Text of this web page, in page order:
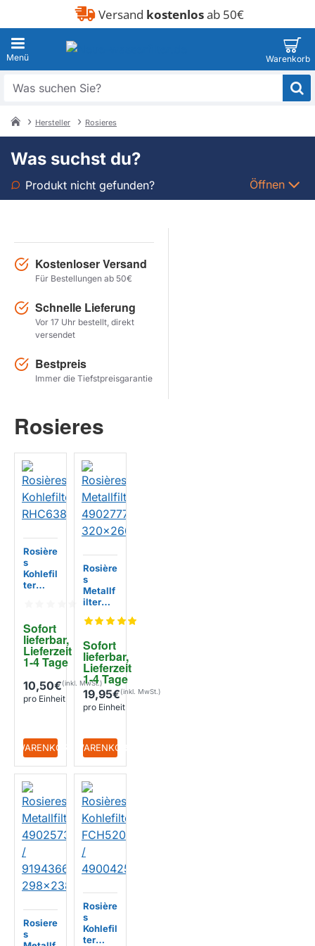
Versand kostenlosab 50€
Was
Sie?
Hersteller Rosieres
Was suchst du?
Produkt nicht gefunden? Öffnen
PRODUKTE ANZEIGEN
Kostenloser Versand
Für Bestellungen ab 50€
Schnelle Lieferung
Vor 17 Uhr bestellt, direkt
versendet
Bestpreis
Immer die Tiefstpreisgarantie
Rosieres
Sofort
lieferbar,
Lieferzeit
1-4 Tage
Rosière
s
Kohlefil
ter
10,50€
pro Einheit
+ WARENKORB
Sofort
lieferbar,
Lieferzeit
1-4 Tage
Rosière
s
Metallf
ilter
776
60x9m
m
19,95€
pro Einheit
+ WARENKORB
Rosiere
s
Rosière
s
Kohlefil
ter